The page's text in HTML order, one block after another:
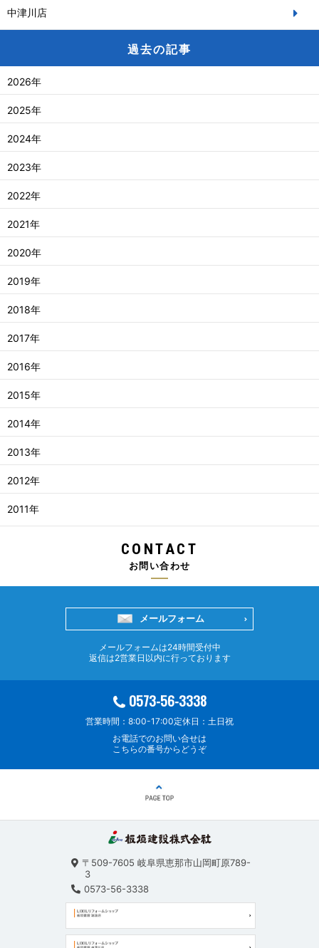
中津川店
過去の記事
2026年
2025年
2024年
2023年
2022年
2021年
2020年
2019年
2018年
2017年
2016年
2015年
2014年
2013年
2012年
2011年
CONTACT
お問い合わせ
メールフォーム
メールフォームは24時間受付中
返信は2営業日以内に行っております
0573-56-3338
営業時間：8:00-17:00定休日：土日祝
お電話でのお問い合せは
こちらの番号からどうぞ
〒509-7605 岐阜県恵那市山岡町原789-
3
0573-56-3338